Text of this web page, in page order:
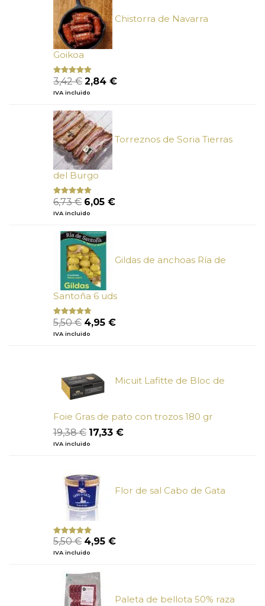
34,10 €.
Chistorra de Navarra
Goikoa
Valorado
con
de 5
3,42€ El
precio
era:
3,42 €.
2,84 €El
IVA incluido
Torreznos de Soria Tierras
del Burgo
Valorado
con
de
5
6,73€ El
precio
era:
6,73 €.
6,05 €El
IVA incluido
Gildas de anchoas Ría de
Santoña 6 uds
Valorado
con
de 5
5,50€ El
precio
4,95 €El
IVA incluido
Micuit Lafitte de Bloc de
Foie Gras de pato con trozos 180 gr
19,38€ El
precio
19,38 €.
17,33 €El
IVA incluido
Flor de sal Cabo de Gata
Valorado
con
de
5
5,50€ El
precio
era:
5,50 €.
4,95 €El
IVA incluido
Paleta de bellota 50% raza